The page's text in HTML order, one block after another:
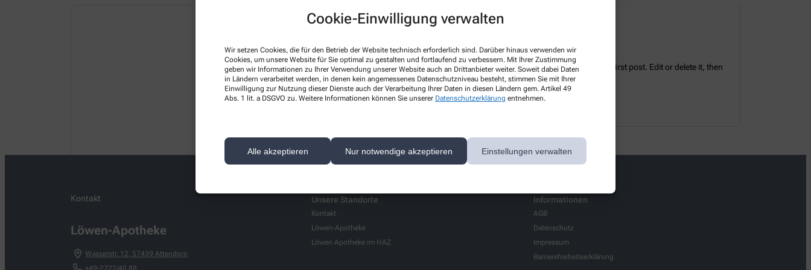
Cookie-Einwilligung verwalten
Wir setzen Cookies, die für den Betrieb der Website technisch erforderlich sind. Darüber hinaus verwenden wir
Cookies, um unsere Website für Sie optimal zu gestalten und fortlaufend zu verbessern. Mit Ihrer Zustimmung
geben wir Informationen zu Ihrer Verwendung unserer Website auch an Drittanbieter weiter. Soweit dabei Daten
in Ländern verarbeitet werden, in denen kein angemessenes Datenschutzniveau besteht, stimmen Sie mit Ihrer
Einwilligung zur Nutzung dieser Dienste auch der Verarbeitung Ihrer Daten in diesen Ländern gem. Artikel 49
Abs. 1 lit. a DSGVO zu. Weitere Informationen können Sie unserer Datenschutzerklärung entnehmen.
Alle akzeptieren Nur notwendige akzeptieren Einstellungen verwalten
Welcome to WordPress on Azure Sites. This is your first post. Edit or delete it, then
start writing!
Mehr lesen
Kontakt
Löwen-Apotheke
Wasserstr. 12, 57439 Attendorn
Unsere Standorte
Kontakt
Löwen-Apotheke
Löwen Apotheke im HAZ
Informationen
AGB
Datenschutz
Impressum
Barrierefreiheitserklärung